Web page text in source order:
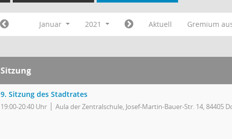
Januar 2021 Aktuell Gremium
Sitzung
9. Sitzung des Stadtrates
19:00-20:40 Uhr Aula der Zentralschule, Josef-Martin-Bauer-Str. 14, 84405